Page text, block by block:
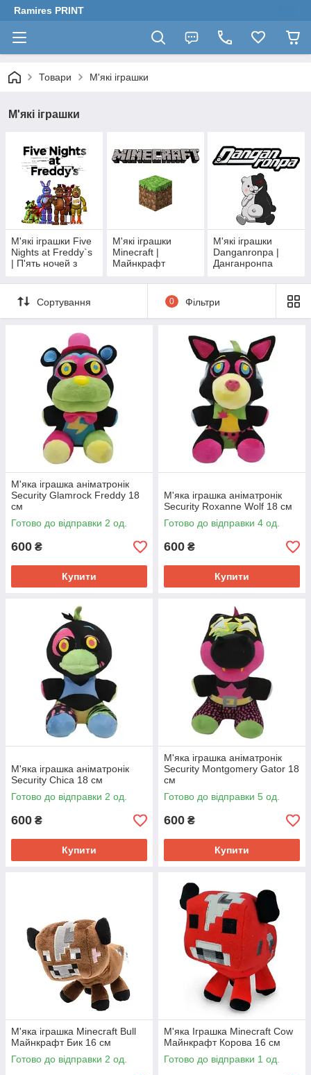
Ramires PRINT
Товари М'які іграшки
М'які іграшки
М'які іграшки Five
Nights at Freddy`s
| П'ять ночей з
М'які іграшки
Minecraft |
Майнкрафт
М'які іграшки
Danganronpa |
Данганронпа
Сортування 0 Фільтри
М'яка іграшка аніматронік
Security Glamrock Freddy 18
см
Готово до відправки 2 од.
600 ₴
Купити
М'яка іграшка аніматронік
Security Roxanne Wolf 18 см
Готово до відправки 4 од.
600 ₴
Купити
М'яка іграшка аніматронік
Security Chica 18 см
Готово до відправки 2 од.
600 ₴
Купити
М'яка іграшка аніматронік
Security Montgomery Gator 18
см
Готово до відправки 5 од.
600 ₴
Купити
М'яка іграшка Minecraft Bull
Майнкрафт Бик 16 см
Готово до відправки 2 од.
М'яка Іграшка Minecraft Cow
Майнкрафт Корова 16 см
Готово до відправки 1 од.